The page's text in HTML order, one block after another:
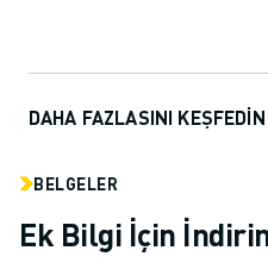
DAHA FAZLASINI KEŞFEDİN
BELGELER
Ek Bilgi İçin